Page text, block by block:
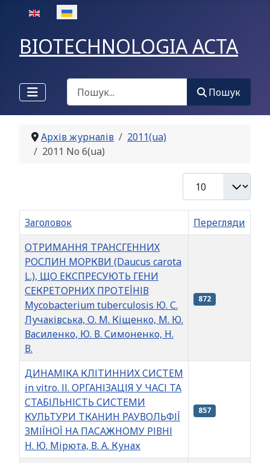
Оберіть свою мову
BIOTECHNOLOGIA ACTA
Пошук
Пошук
Архів журналів
2011(ua)
2011 No 6(ua)
Заголовок
Перегляди
ОТРИМАННЯ ТРАНСГЕННИХ
РОСЛИН МОРКВИ (Daucus carota
L.), ЩО ЕКСПРЕСУЮТЬ ГЕНИ
СЕКРЕТОРНИХ ПРОТЕЇНІВ
Mycobacterium tuberculosis Ю. С.
Лучаківська, О. М. Кіщенко, М. Ю.
Василенко, Ю. В. Симоненко, Н.
В.
872
ДИНАМІКА КЛІТИННИХ СИСТЕМ
in vitro. ІІ. ОРГАНІЗАЦІЯ У ЧАСІ ТА
СТАБІЛЬНІСТЬ СИСТЕМИ
КУЛЬТУРИ ТКАНИН РАУВОЛЬФІЇ
ЗМІЇНОЇ НА ПАСАЖНОМУ РІВНІ
Н. Ю. Мірюта, В. А. Кунах
857